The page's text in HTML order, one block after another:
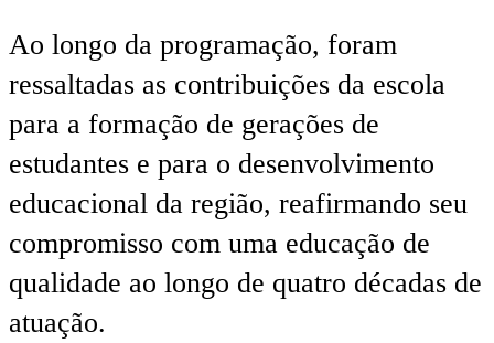
Ao longo da programação, foram
ressaltadas as contribuições da escola
para a formação de gerações de
estudantes e para o desenvolvimento
educacional da região, reafirmando seu
compromisso com uma educação de
qualidade ao longo de quatro décadas de
atuação.